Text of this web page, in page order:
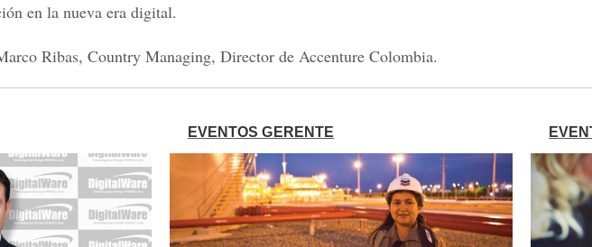
en la nueva era digital.
Ribas, Country Managing, Director de Accenture Colombia.
EVENTOS GERENTE